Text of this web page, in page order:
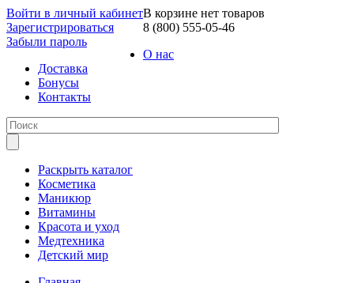
Войти в личный кабинет
Зарегистрироваться
Забыли пароль
В корзине нет товаров
8 (800) 555-05-46
О нас
Доставка
Бонусы
Контакты
Раскрыть каталог
Косметика
Маникюр
Витамины
Красота и уход
Медтехника
Детский мир